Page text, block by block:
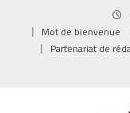
Mot de bienvenue
Partenariat de